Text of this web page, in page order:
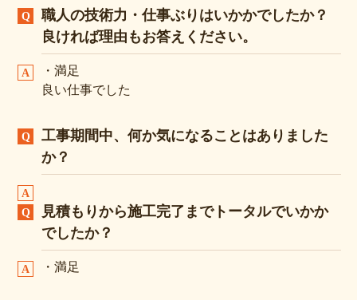
職人の技術力・仕事ぶりはいかかでしたか？
良ければ理由もお答えください。
・満足
良い仕事でした
工事期間中、何か気になることはありました
か？
見積もりから施工完了までトータルでいかか
でしたか？
・満足